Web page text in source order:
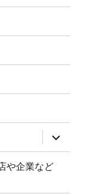
サ
ブ
メ
ニ
ュ
や企業など